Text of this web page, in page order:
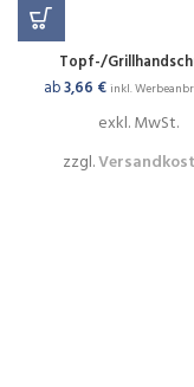
Topf-/
ab3,66 € inkl.
exkl. MwSt.
zzgl.